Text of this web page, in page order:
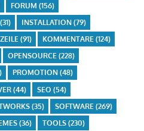
FORUM (156)
(31) INSTALLATION(79)
(91) KOMMENTARE(124)
OPENSOURCE(228)
PROMOTION(48)
(44) SEO (54)
(35) SOFTWARE (269)
(36) TOOLS(230)